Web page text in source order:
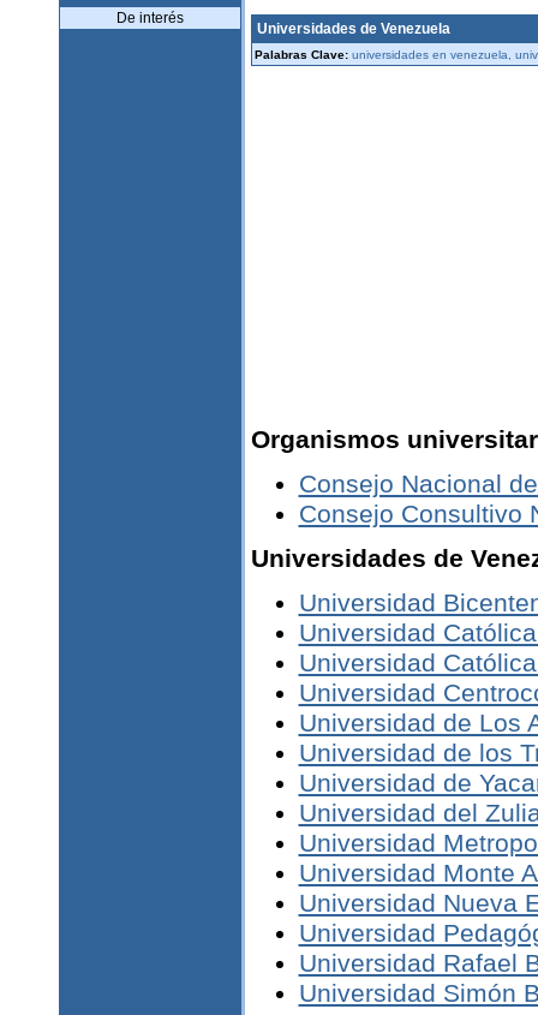
De interés
Universidades de Venezuela
Palabras Clave: universidades en venezuela,
Organismos
Consejo Nacional
Consejo Consultivo
Universidades de
Universidad
Universidad
Universidad
Universidad
Universidad de Los
Universidad de los
Universidad de
Universidad del
Universidad
Universidad Monte
Universidad Nueva
Universidad
Universidad Rafael
Universidad Simón